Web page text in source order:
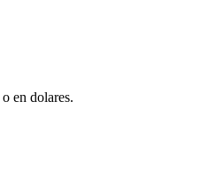
en dolares.